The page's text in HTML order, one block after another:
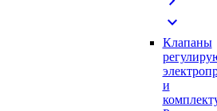
expand_more
Клапаны
и